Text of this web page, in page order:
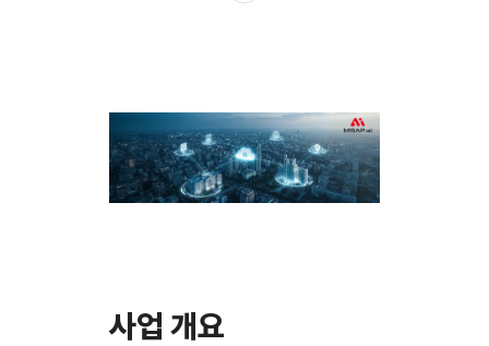
사업 개요